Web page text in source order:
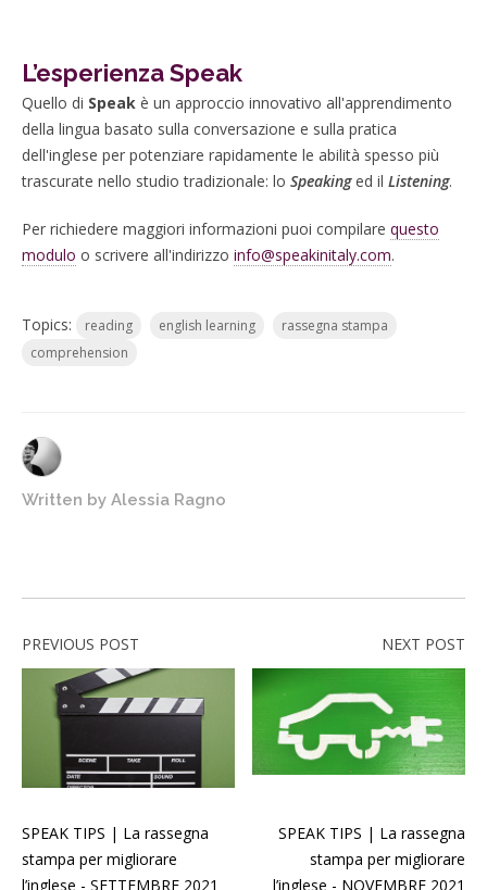
L’esperienza Speak
Quello di Speak è un approccio innovativo all'apprendimento
della lingua basato sulla conversazione e sulla pratica
dell'inglese per potenziare rapidamente le abilità spesso più
trascurate nello studio tradizionale: lo Speakinged il Listening.
Per richiedere maggiori informazioni puoi compilare questo
modulo o scrivere all'indirizzo info@speakinitaly.com.
Topics: reading english learning
rassegna stampa
comprehension
Written by Alessia Ragno
PREVIOUS POST
SPEAK TIPS | La rassegna
stampa per migliorare
l’inglese - SETTEMBRE 2021
NEXT POST
SPEAK TIPS | La rassegna
stampa per migliorare
l’inglese - NOVEMBRE 2021